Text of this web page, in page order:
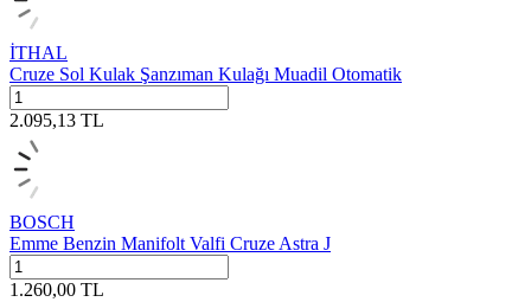
İTHAL
Cruze Sol Kulak Şanzıman Kulağı Muadil Otomatik
2.095,13 TL
BOSCH
Emme Benzin Manifolt Valfi Cruze Astra J
1.260,00 TL